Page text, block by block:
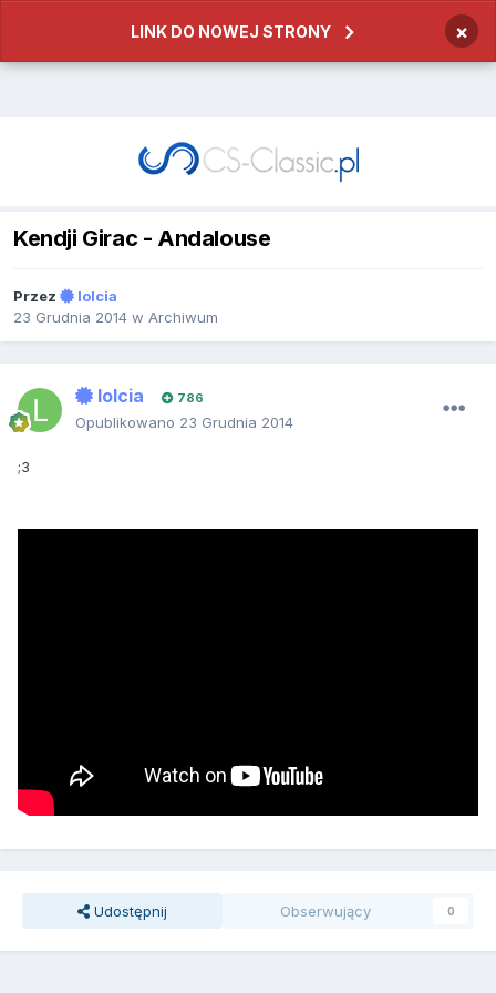
LINK DO NOWEJ STRONY ×
Kendji Girac - Andalouse
Przez
lolcia
23 Grudnia 2014 w Archiwum
lolcia 786
Opublikowano 23 Grudnia 2014
;3
Udostępnij Obserwujący 0